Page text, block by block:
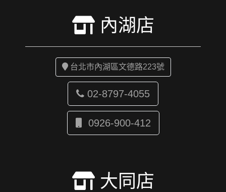
內湖店
台北市內湖區文德路223號
02-8797-4055
0926-900-412
大同店